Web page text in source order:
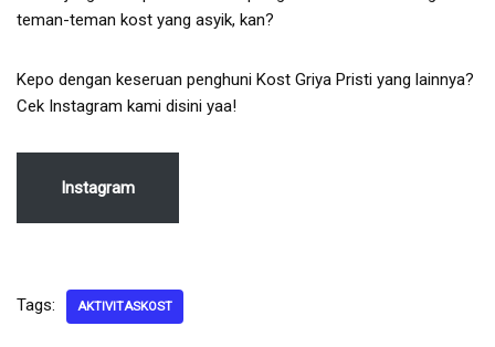
teman-teman kost yang asyik, kan?
Kepo dengan keseruan penghuni Kost Griya Pristi yang lainnya?
Cek Instagram kami disini yaa!
Instagram
Tags: AKTIVITASKOST